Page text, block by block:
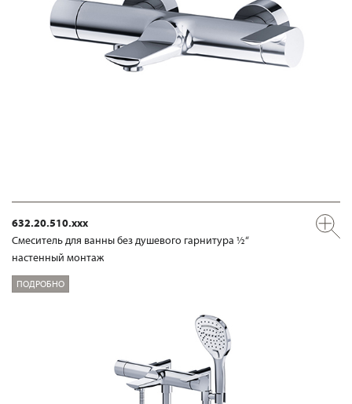
632.20.510.xxx
Смеситель для ванны без душевого гарнитура ½“
настенный монтаж
ПОДРОБНО